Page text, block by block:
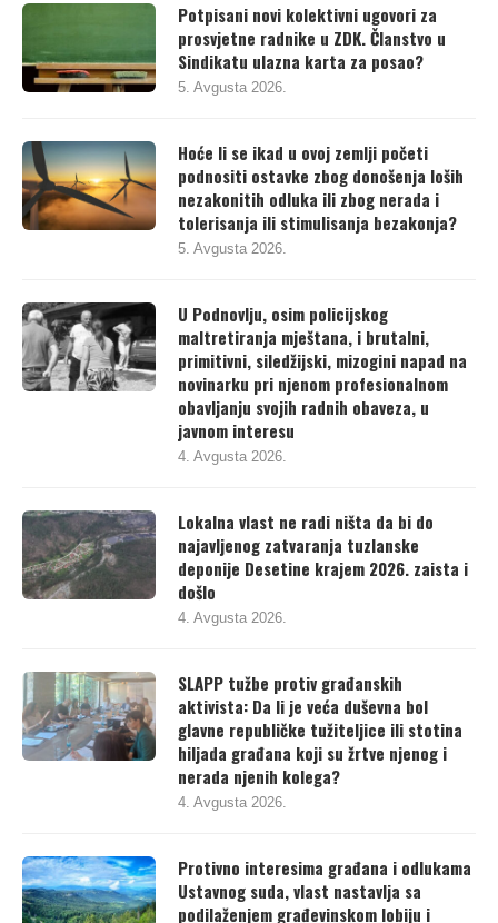
Potpisani novi kolektivni ugovori za
prosvjetne radnike u ZDK. Članstvo u
Sindikatu ulazna karta za posao?
5. Avgusta 2026.
Hoće li se ikad u ovoj zemlji početi
podnositi ostavke zbog donošenja loših
nezakonitih odluka ili zbog nerada i
tolerisanja ili stimulisanja bezakonja?
5. Avgusta 2026.
U Podnovlju, osim policijskog
maltretiranja mještana, i brutalni,
primitivni, siledžijski, mizogini napad na
novinarku pri njenom profesionalnom
obavljanju svojih radnih obaveza, u
javnom interesu
4. Avgusta 2026.
Lokalna vlast ne radi ništa da bi do
najavljenog zatvaranja tuzlanske
deponije Desetine krajem 2026. zaista i
došlo
4. Avgusta 2026.
SLAPP tužbe protiv građanskih
aktivista: Da li je veća duševna bol
glavne republičke tužiteljice ili stotina
hiljada građana koji su žrtve njenog i
nerada njenih kolega?
4. Avgusta 2026.
Protivno interesima građana i odlukama
Ustavnog suda, vlast nastavlja sa
podilaženjem građevinskom lobiju i